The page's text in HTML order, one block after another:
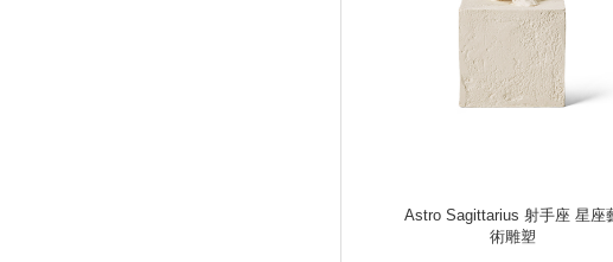
Astro Sagittarius 射手座 星座
術雕塑